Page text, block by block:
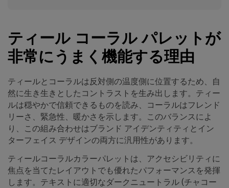
ティール コーラル パレットが
非常にうまく機能する理由
ティールとコーラルは反対側の温度側に位置するため、自
然に生き生きとしたコントラストを生み出します。ティー
ルは穏やかで信頼できるものを読み、コーラルはフレンド
リーさ、緊急性、暖かさを示します。このバランスによ
り、この組み合わせはブランド アイデンティティとイン
ターフェイス デザインの両方に汎用性があります。
ティールコーラルカラーパレットは、アクセシビリティに
焦点を当てたレイアウトでも優れたパフォーマンスを発揮
します。テキストに適切なダークニュートラル (チャコー